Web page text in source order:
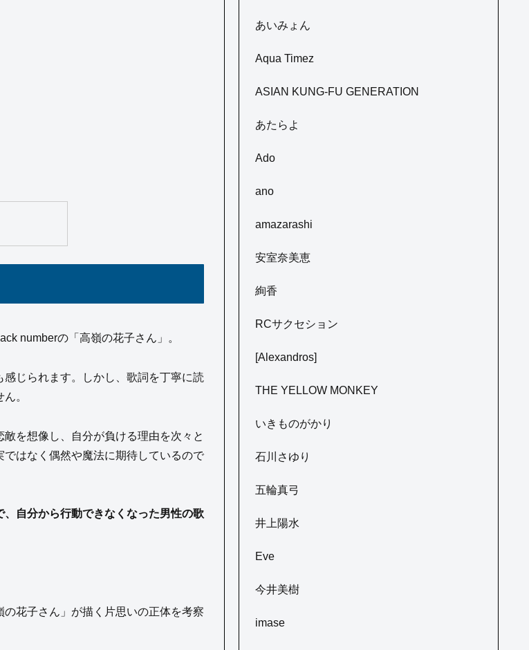
numberの「高嶺の花子さん」。
じられます。しかし、歌詞を丁寧に読
。
を想像し、自分が負ける理由を次々と
はなく偶然や魔法に期待しているので
、自分から行動できなくなった男性の歌
花子さん」が描く片思いの正体を考察
あいみょん
Aqua Timez
ASIAN KUNG-FU GENERATION
あたらよ
Ado
ano
amazarashi
安室奈美恵
絢香
RCサクセション
[Alexandros]
THE YELLOW MONKEY
いきものがかり
石川さゆり
五輪真弓
井上陽水
Eve
今井美樹
imase